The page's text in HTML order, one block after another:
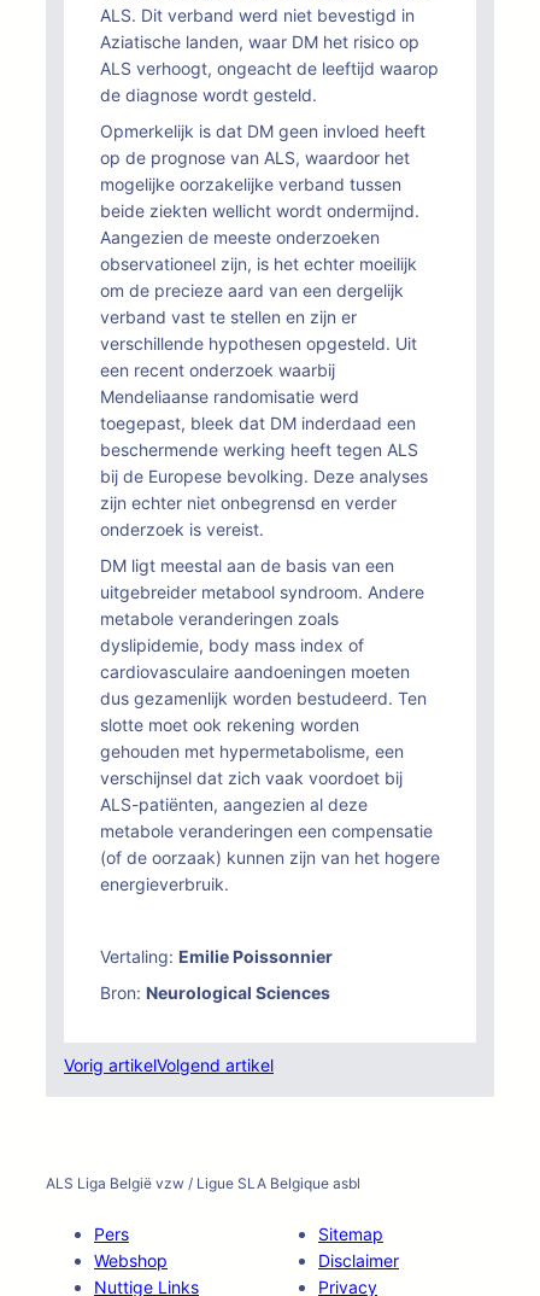
ALS. Dit verband werd niet bevestigd in
Aziatische landen, waar DM het risico op
ALS verhoogt, ongeacht de leeftijd waarop
de diagnose wordt gesteld.
Opmerkelijk is dat DM geen invloed heeft
op de prognose van ALS, waardoor het
mogelijke oorzakelijke verband tussen
beide ziekten wellicht wordt ondermijnd.
Aangezien de meeste onderzoeken
observationeel zijn, is het echter moeilijk
om de precieze aard van een dergelijk
verband vast te stellen en zijn er
verschillende hypothesen opgesteld. Uit
een recent onderzoek waarbij
Mendeliaanse randomisatie werd
toegepast, bleek dat DM inderdaad een
beschermende werking heeft tegen ALS
bij de Europese bevolking. Deze analyses
zijn echter niet onbegrensd en verder
onderzoek is vereist.
DM ligt meestal aan de basis van een
uitgebreider metabool syndroom. Andere
metabole veranderingen zoals
dyslipidemie, body mass index of
cardiovasculaire aandoeningen moeten
dus gezamenlijk worden bestudeerd. Ten
slotte moet ook rekening worden
gehouden met hypermetabolisme, een
verschijnsel dat zich vaak voordoet bij
ALS-patiënten, aangezien al deze
metabole veranderingen een compensatie
(of de oorzaak) kunnen zijn van het hogere
energieverbruik.
Vertaling: Emilie Poissonnier
Bron: Neurological Sciences
Vorig artikelVolgend artikel
ALS Liga België vzw / Ligue SLA Belgique asbl
Pers
Webshop
Nuttige Links
Sitemap
Disclaimer
Privacy